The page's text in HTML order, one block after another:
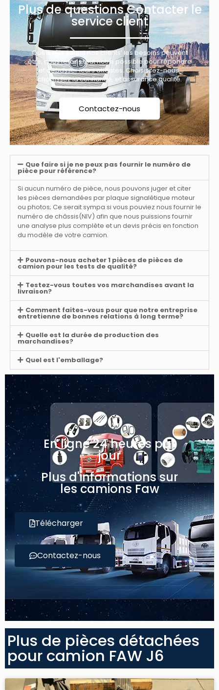
Plus de questions Contacter le
service client
Quels que soient nos clients’ les besoins peuvent
être, nous ferons tout notre possible pour répondre
et dépasser leurs attentes. Choisissez-nous,
choisissez la confiance, et assurance qualité.
Contactez-nous
Que faire si je ne peux pas fournir le numéro de
pièce pour référence?
Si aucun numéro de pièce, nous pouvons juger et citer
les pièces demandées par plaque signalétique moteur
ou photos; Ce serait sympa si vous pouviez nous fournir le
numéro de châssis(NIV) afin que nous puissions fournir
une analyse plus complète et un devis précis en fonction
du modèle de votre camion.
Pouvons-nous acheter 1 pièces de pièces de
camion pour les tests de qualité?
Testez-vous toutes vos marchandises avant la
livraison?
Comment faites-vous pour que notre entreprise
entretienne de bonnes relations à long terme?
Quelle est la durée de production des
marchandises?
Quel est l'emballage?
En ligne 24 heures par
jour
Plus d'informations sur
les camions Faw
Télécharger
Contactez-nous
Plus de pièces détachées
pour camion FAW J6